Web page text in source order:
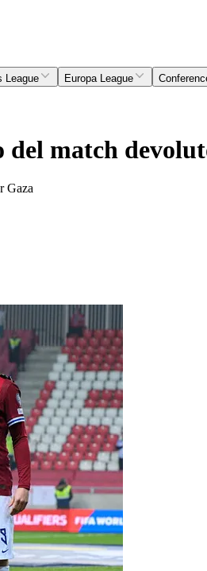
League Europa League
match
Gaza